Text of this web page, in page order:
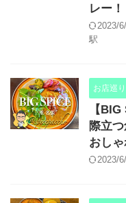
レー！
2023/
駅
お店巡り
【
際立
おし
2023/